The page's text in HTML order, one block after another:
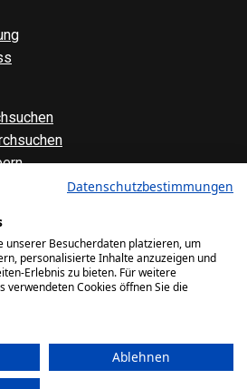
Datenschutzbestimmungen
unserer Besucherdaten platzieren, um
personalisierte Inhalte anzuzeigen und
Erlebnis zu bieten. Für weitere
verwendeten Cookies öffnen Sie die
Ablehnen